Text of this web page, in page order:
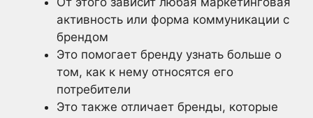
активность или форма коммуникации с
брендом
Это помогает бренду узнать больше о
том, как к нему относятся его
потребители
Это также отличает бренды, которые